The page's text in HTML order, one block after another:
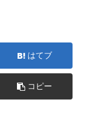
はてブ
コピー